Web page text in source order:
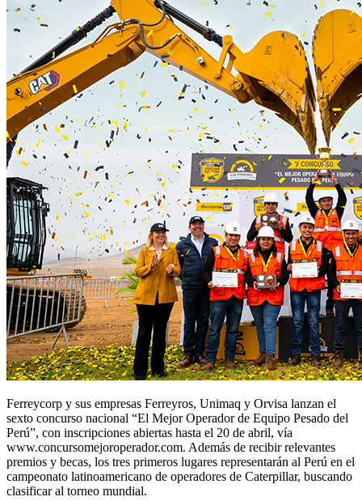
Ferreycorp y sus empresas Ferreyros, Unimaq y Orvisa lanzan el
sexto concurso nacional “El Mejor Operador de Equipo Pesado del
Perú”, con inscripciones abiertas hasta el 20 de abril, vía
www.concursomejoroperador.com. Además de recibir relevantes
premios y becas, los tres primeros lugares representarán al Perú en el
campeonato latinoamericano de operadores de Caterpillar, buscando
clasificar al torneo mundial.